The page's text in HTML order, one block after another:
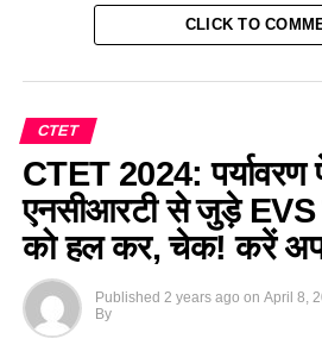
CLICK TO
CTET
CTET 2024: पर्यावरण
एनसीआरटी से जुड़े EVS
को हल कर, चेक! करें
Published 2 years ago on April 8,
By